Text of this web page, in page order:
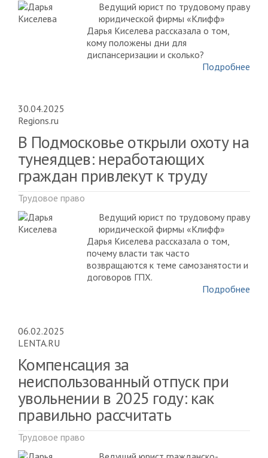
Ведущий юрист по трудовому праву
юридической фирмы «Клифф»
Дарья Киселева рассказала о том,
кому положены дни для
диспансеризации и сколько?
Подробнее
30.04.2025
Regions.ru
В Подмосковье открыли охоту на
тунеядцев: неработающих
граждан привлекут к труду
Трудовое право
Ведущий юрист по трудовому праву
юридической фирмы «Клифф»
Дарья Киселева рассказала о том,
почему власти так часто
возвращаются к теме самозанятости и
договоров ГПХ.
Подробнее
06.02.2025
LENTA.RU
Компенсация за
неиспользованный отпуск при
увольнении в 2025 году: как
правильно рассчитать
Трудовое право